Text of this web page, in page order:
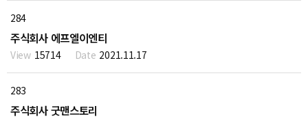
284
주식회사 에프엘이엔티
15714 2021.11.17
283
주식회사 굿맨스토리